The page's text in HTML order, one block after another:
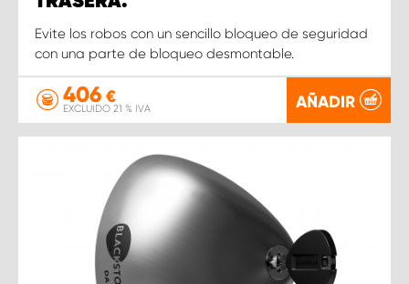
Evite los robos con un sencillo bloqueo de seguridad
con una parte de bloqueo desmontable.
406 €
EXCLUIDO 21 % IVA AÑADIR